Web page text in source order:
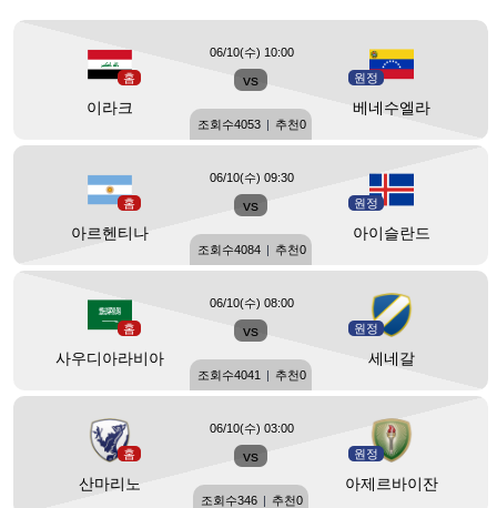
홈
이라크
vs 원정
베네수엘라
06/10(수) 10:00
조회수4053 | 추천0
홈
아르헨티나
vs 원정
아이슬란드
06/10(수) 09:30
조회수4084 | 추천0
홈
사우디아라비아
vs 원정
세네갈
06/10(수) 08:00
조회수4041 | 추천0
홈
산마리노
vs 원정
아제르바이잔
06/10(수) 03:00
조회수346 | 추천0